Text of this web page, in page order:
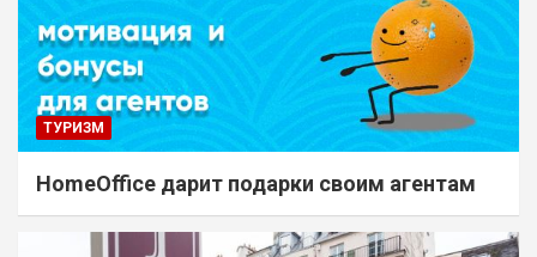
ТУРИЗМ
HomeOffice дарит подарки своим агентам